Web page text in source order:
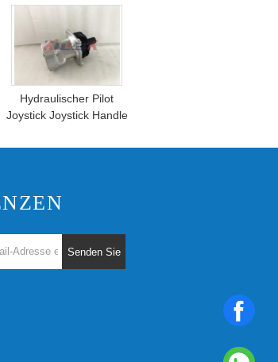
Hydraulischer Pilot
Joystick Joystick Handle
Bagger-K21010126
Senden Sie